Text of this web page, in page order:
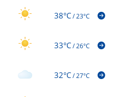
38°C/23°C
33°C/26°C
32°C/27°C